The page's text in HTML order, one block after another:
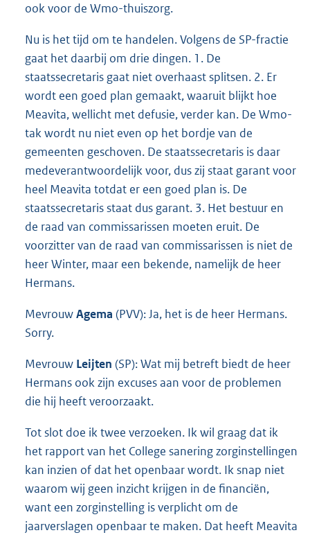
ook voor de Wmo-thuiszorg.
Nu is het tijd om te handelen. Volgens de SP-fractie
gaat het daarbij om drie dingen. 1. De
staatssecretaris gaat niet overhaast splitsen. 2. Er
wordt een goed plan gemaakt, waaruit blijkt hoe
Meavita, wellicht met defusie, verder kan. De Wmo-
tak wordt nu niet even op het bordje van de
gemeenten geschoven. De staatssecretaris is daar
medeverantwoordelijk voor, dus zij staat garant voor
heel Meavita totdat er een goed plan is. De
staatssecretaris staat dus garant. 3. Het bestuur en
de raad van commissarissen moeten eruit. De
voorzitter van de raad van commissarissen is niet de
heer Winter, maar een bekende, namelijk de heer
Hermans.
MevrouwAgema (PVV): Ja, het is de heer Hermans.
Sorry.
Mevrouw Leijten (SP): Wat mij betreft biedt de heer
Hermans ook zijn excuses aan voor de problemen
die hij heeft veroorzaakt.
Tot slot doe ik twee verzoeken. Ik wil graag dat ik
het rapport van het College sanering zorginstellingen
kan inzien of dat het openbaar wordt. Ik snap niet
waarom wij geen inzicht krijgen in de financiën,
want een zorginstelling is verplicht om de
jaarverslagen openbaar te maken. Dat heeft Meavita